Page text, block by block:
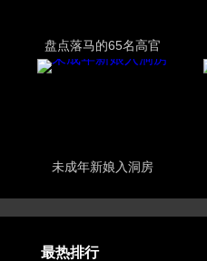
盘点落马的65名高官
未成年新娘入洞房
最热排行